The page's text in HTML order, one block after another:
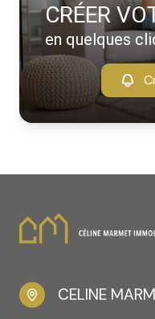
CRÉER
en quelques
CELINE